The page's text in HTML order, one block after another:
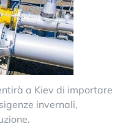
a Kiev di importare
invernali,